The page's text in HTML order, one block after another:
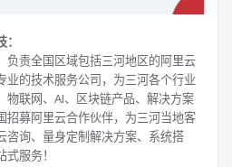
负责全国区域包括三河地区的阿里云
业的技术服务公司，为三河各个行业
物联网、AI、区块链产品、解决方案
招募阿里云合作伙伴，为三河当地客
咨询、量身定制解决方案、系统搭
服务！